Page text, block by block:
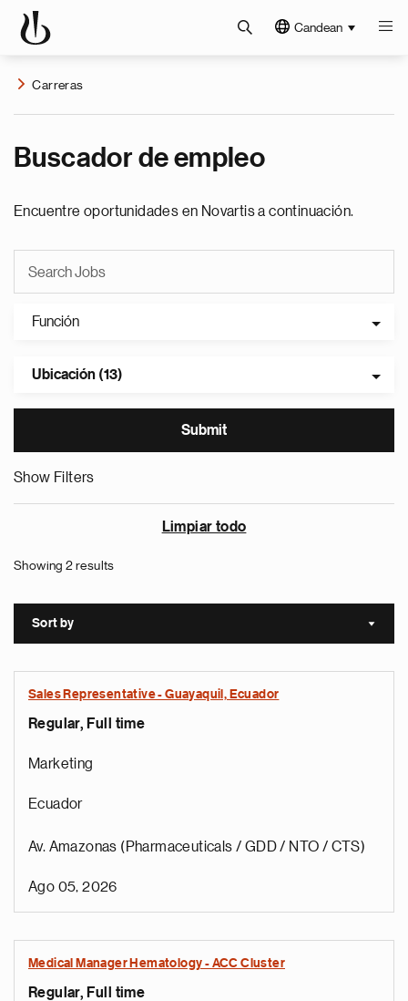
Candean
Carreras
Buscador de empleo
Encuentre oportunidades en Novartis a continuación.
Función
Ubicación (13)
Show Filters
Limpiar todo
Showing 2 results
Sort by Sort
Sales Representative - Guayaquil, Ecuador
Regular, Full time
Marketing
Ecuador
Av. Amazonas (Pharmaceuticals / GDD / NTO / CTS)
Ago 05, 2026
Medical Manager Hematology - ACC Cluster
Regular, Full time